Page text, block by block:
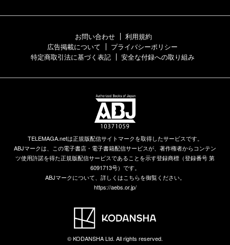
お問い合わせ
利用規約
広告掲載について
プライバシーポリシー
特定商取引法に基づく表記
安全な付録への取り組み
TELEMAGA.netは正規版配信サイトマークを取得したサービスです。
ABJマークは、この電子書店・電子書籍配信サービスが、著作権者からコンテン
ツ使用許諾を得た正規版配信サービスであることを示す登録商標（登録番号 第
6091713号）です。
ABJマークについて、詳しくはこちらを御覧ください。
https://aebs.or.jp/
© KODANSHA Ltd. All rights reserved.